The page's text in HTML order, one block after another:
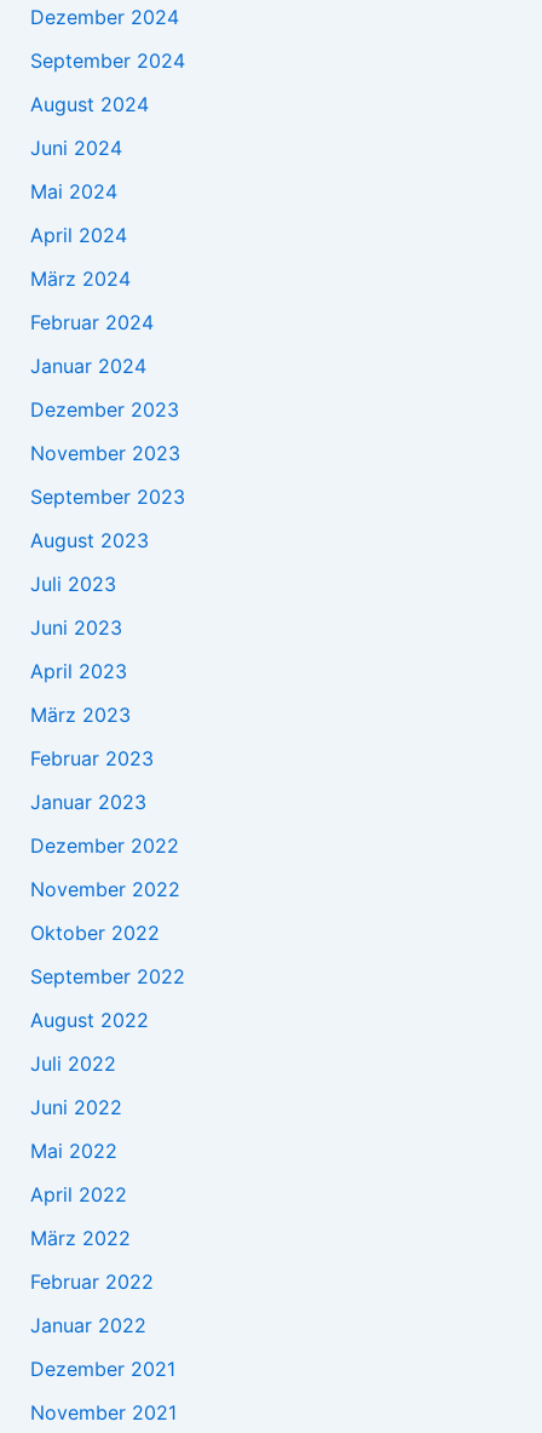
Dezember 2024
September 2024
August 2024
Juni 2024
Mai 2024
April 2024
März 2024
Februar 2024
Januar 2024
Dezember 2023
November 2023
September 2023
August 2023
Juli 2023
Juni 2023
April 2023
März 2023
Februar 2023
Januar 2023
Dezember 2022
November 2022
Oktober 2022
September 2022
August 2022
Juli 2022
Juni 2022
Mai 2022
April 2022
März 2022
Februar 2022
Januar 2022
Dezember 2021
November 2021